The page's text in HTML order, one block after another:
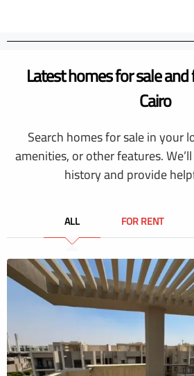
Latest homes for sale
Cairo
Search homes for sale in your
amenities, or other features.
history and provide
ALL FOR RENT